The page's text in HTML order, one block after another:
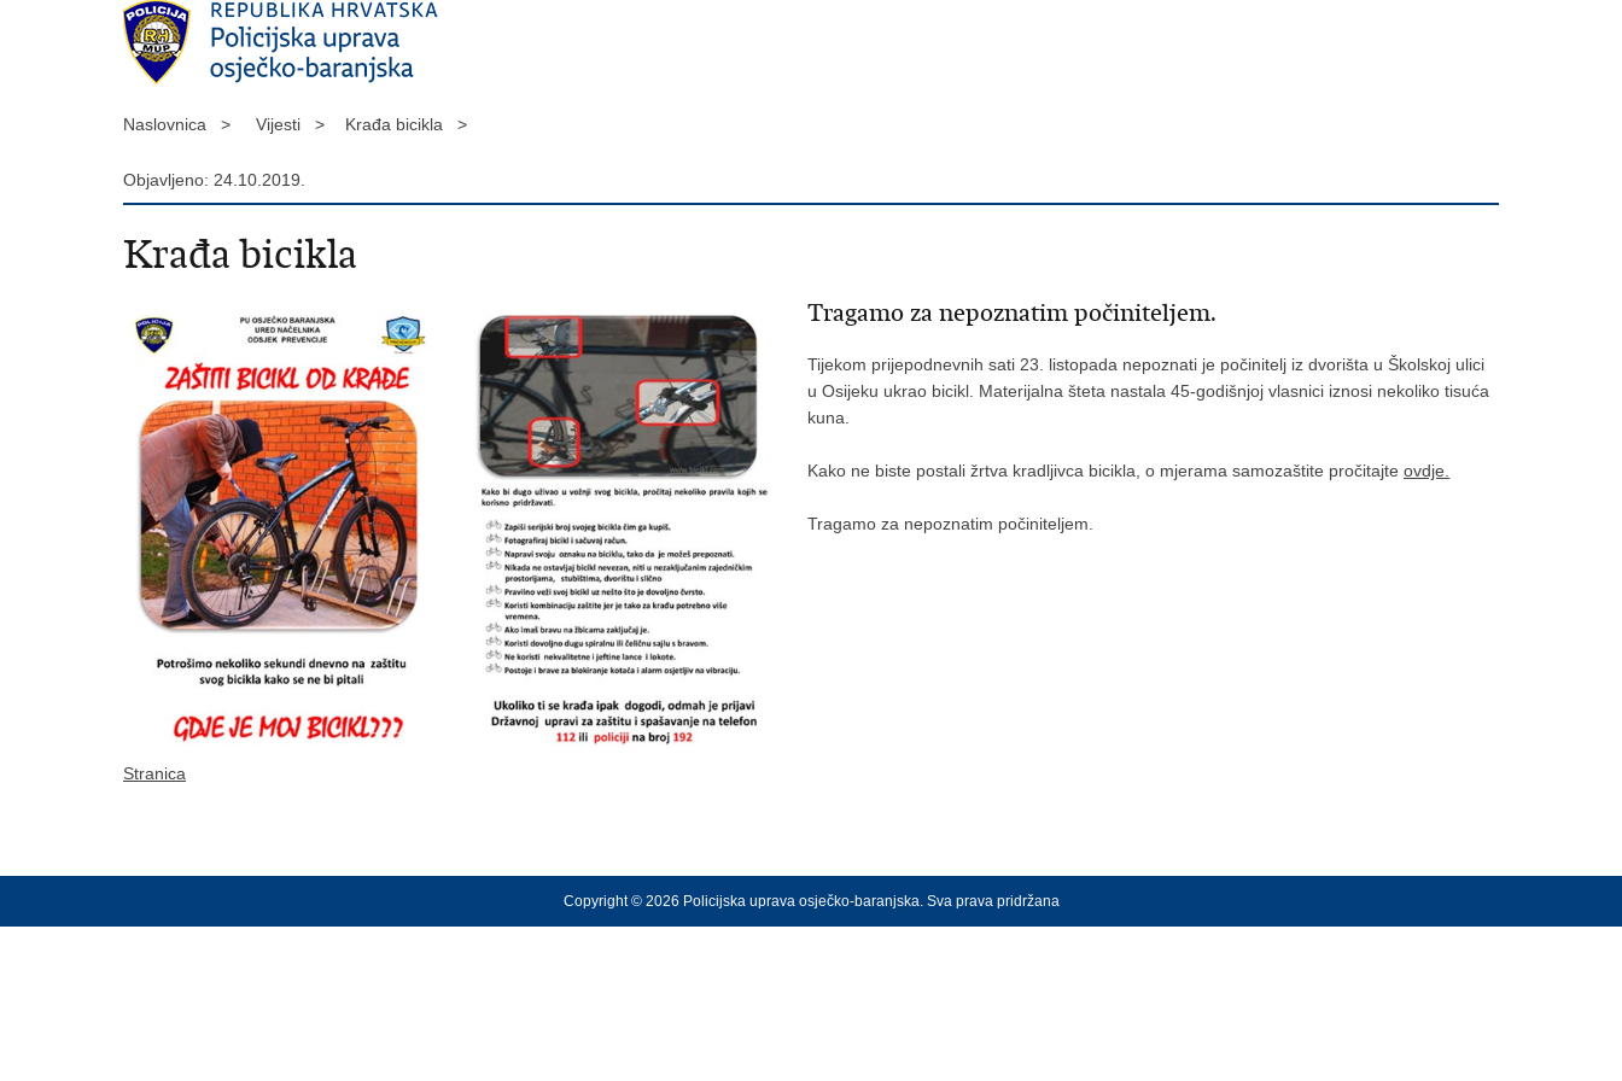
Naslovnica > Vijesti > Krađa bicikla >
Objavljeno: 24.10.2019.
Krađa bicikla
Tragamo za nepoznatim počiniteljem.
Tijekom prijepodnevnih sati 23. listopada nepoznati je počinitelj iz dvorišta u Školskoj ulici
u Osijeku ukrao bicikl. Materijalna šteta nastala 45-godišnjoj vlasnici iznosi nekoliko tisuća
kuna.
Kako ne biste postali žrtva kradljivca bicikla, o mjerama samozaštite pročitajteovdje.
Tragamo za nepoznatim počiniteljem.
Stranica
Copyright © 2026 Policijska uprava osječko-baranjska. Sva prava pridržana